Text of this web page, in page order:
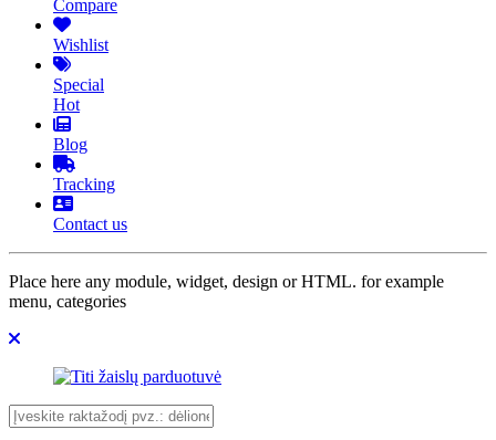
Compare
Wishlist
Special
Hot
Blog
Tracking
Contact us
Place here any module, widget, design or HTML. for example
menu, categories